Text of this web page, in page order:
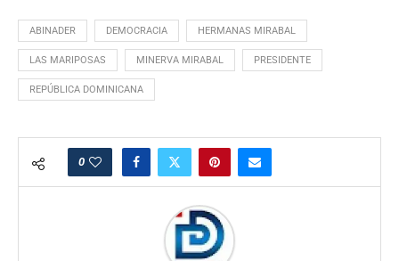
ABINADER DEMOCRACIA HERMANAS MIRABAL
LAS MARIPOSAS MINERVA MIRABAL PRESIDENTE
REPÚBLICA DOMINICANA
0